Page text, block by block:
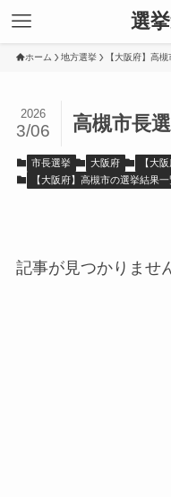
選
ホーム 地方選挙 【大阪府】高
高槻市長
2026
3/06
市長選挙 大阪府
【大
【大阪府】高槻市の選挙結果
記事が見つかりませ